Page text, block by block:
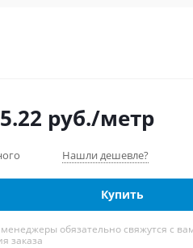
руб./метр
Нашли дешевле?
Купить
обязательно свяжутся с
заказа